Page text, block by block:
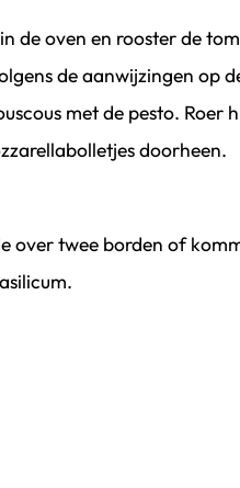
de oven en rooster de
de aanwijzingen op
aan te vinken
met de pesto.
doorheen.
aan te vinken
over twee borden of